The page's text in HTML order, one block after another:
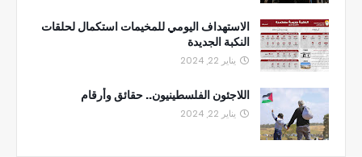
الاستهداف اليومي للمخيمات استكمال لحلقات
النكبة الجديدة
يناير 22, 2024
اللاجئون الفلسطينيون.. حقائق وأرقام
يناير 22, 2024